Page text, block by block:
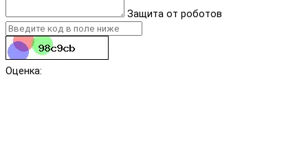
Защита от роботов
Оценка: